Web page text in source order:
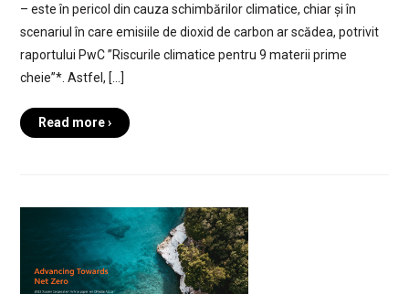
– este în pericol din cauza schimbărilor climatice, chiar și în
scenariul în care emisiile de dioxid de carbon ar scădea, potrivit
raportului PwC ”Riscurile climatice pentru 9 materii prime
cheie”*. Astfel, […]
Read more ›